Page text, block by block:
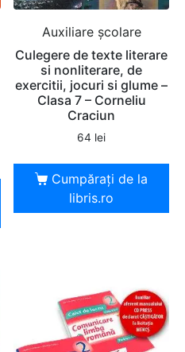
Auxiliare şcolare
Culegere de texte literare
si nonliterare, de
exercitii, jocuri si glume –
Clasa 7 – Corneliu
Craciun
64 lei
Cumpărați de la
libris.ro